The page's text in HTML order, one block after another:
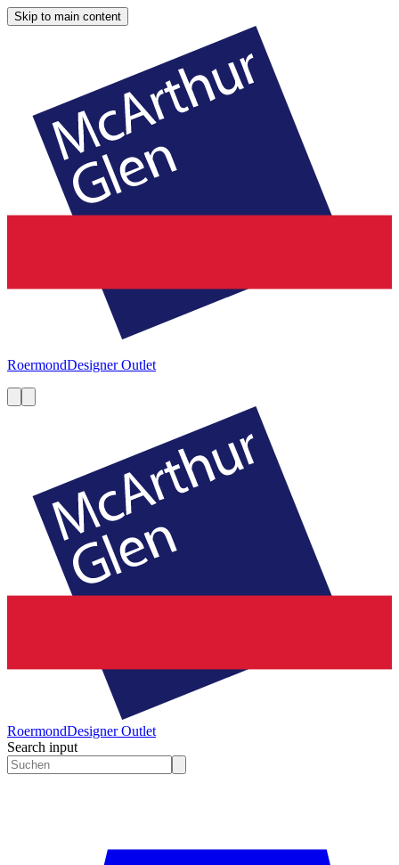
Skip to main content
RoermondDesigner Outlet
RoermondDesigner Outlet
Search input